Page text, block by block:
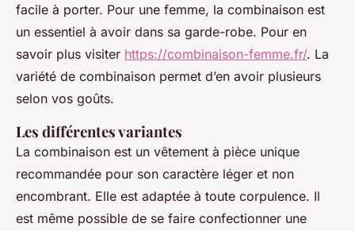
facile à porter. Pour une femme, la combinaison est
un essentiel à avoir dans sa garde-robe. Pour en
savoir plus visiter https://combinaison-femme.fr/. La
variété de combinaison permet d’en avoir plusieurs
selon vos goûts.
Les différentes variantes
La combinaison est un vêtement à pièce unique
recommandée pour son caractère léger et non
encombrant. Elle est adaptée à toute corpulence. Il
est même possible de se faire confectionner une